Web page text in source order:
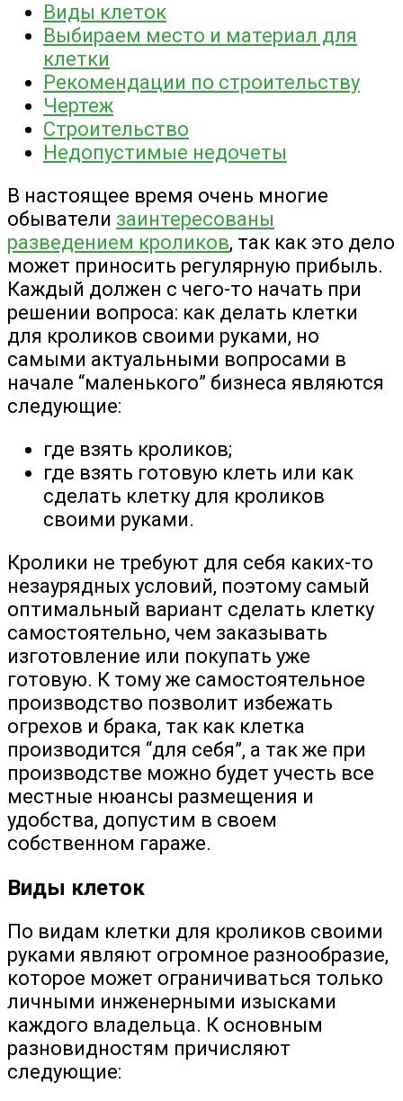
Виды клеток
Выбираем место и материал для
клетки
Рекомендации по строительству
Чертеж
Строительство
Недопустимые недочеты
В настоящее время очень многие
обыватели заинтересованы
разведением кроликов, так как это дело
может приносить регулярную прибыль.
Каждый должен с чего-то начать при
решении вопроса: как делать клетки
для кроликов своими руками, но
самыми актуальными вопросами в
начале “маленького” бизнеса являются
следующие:
где взять кроликов;
где взять готовую клеть или как
сделать клетку для кроликов
своими руками.
Кролики не требуют для себя каких-то
незаурядных условий, поэтому самый
оптимальный вариант сделать клетку
самостоятельно, чем заказывать
изготовление или покупать уже
готовую. К тому же самостоятельное
производство позволит избежать
огрехов и брака, так как клетка
производится “для себя”, а так же при
производстве можно будет учесть все
местные нюансы размещения и
удобства, допустим в своем
собственном гараже.
Виды клеток
По видам клетки для кроликов своими
руками являют огромное разнообразие,
которое может ограничиваться только
личными инженерными изысками
каждого владельца. К основным
разновидностям причисляют
следующие: